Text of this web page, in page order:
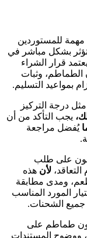
للمستوردين
تؤثر بشكل مباشر في
يعتمد قرار الشراء
وثبات
بمواعيد التسليم.
درجة التركيز
يجب التأكد من أن
يُفضل مراجعة
على طلب
لأن هذه
ومدى مطابقة
المورد المناسب
الشحنات.
طماطم على
ووضوح المستندات